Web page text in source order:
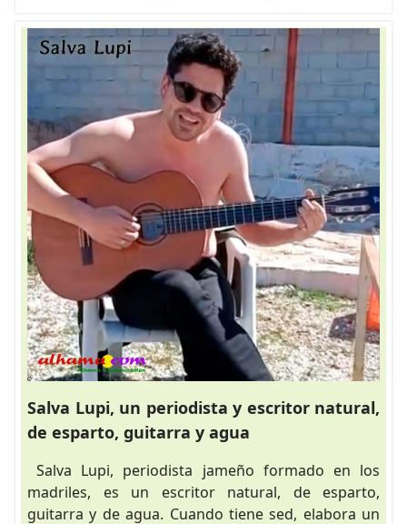
Salva Lupi, un periodista y escritor natural,
de esparto, guitarra y agua
Salva Lupi, periodista jameño formado en los
madriles, es un escritor natural, de esparto,
guitarra y de agua. Cuando tiene sed, elabora un